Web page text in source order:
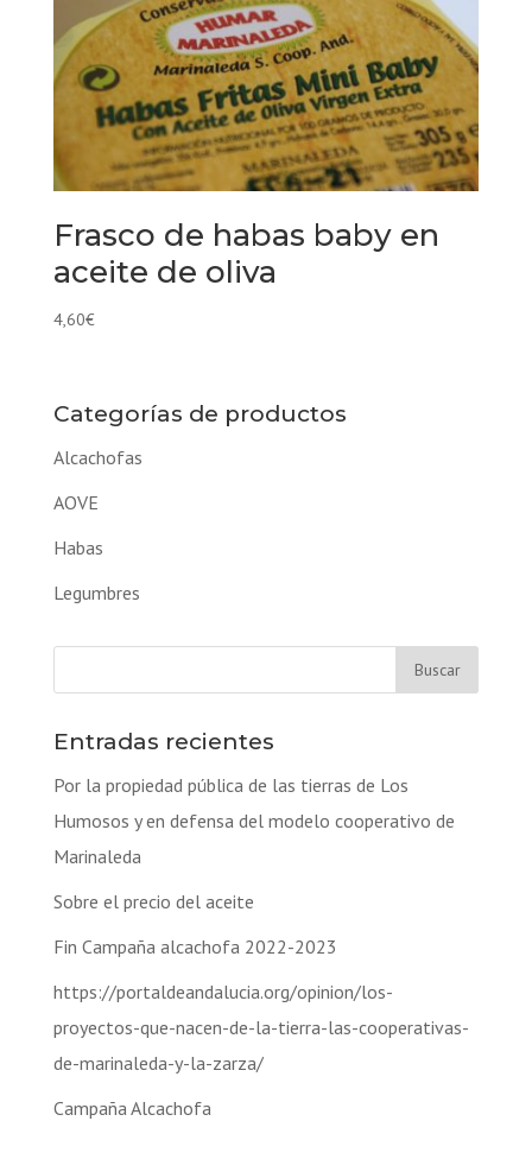
Frasco de habas baby en
aceite de oliva
4,60€
Categorías de productos
Alcachofas
AOVE
Habas
Legumbres
Entradas recientes
Por la propiedad pública de las tierras de Los
Humosos y en defensa del modelo cooperativo de
Marinaleda
Sobre el precio del aceite
Fin Campaña alcachofa 2022-2023
https://portaldeandalucia.org/opinion/los-
proyectos-que-nacen-de-la-tierra-las-cooperativas-
de-marinaleda-y-la-zarza/
Campaña Alcachofa